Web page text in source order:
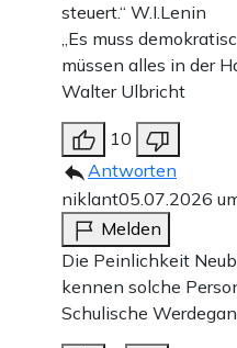
steuert.“ W.I.Lenin
„Es muss
müssen alles in der
Walter Ulbricht
10
Antworten
niklant05.07.2026
Melden
Die Peinlichkeit
kennen solche
Schulische